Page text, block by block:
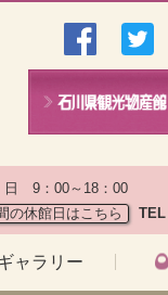
日　9：00～18：00
の休館日はこちら TEL
ャラリー